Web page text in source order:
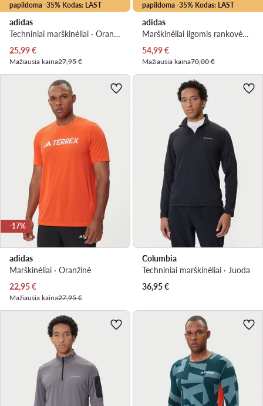
papildoma -35% Kodas: LAST
adidas
Techniniai marškinėliai · Oranžinė
Dabartinė kaina
25,99€
Mažiausia kaina27,95 €
papildoma -35% Kodas: LAST
adidas
Marškinėliai ilgomis rankovėmis · Juoda
Dabartinė kaina
54,99€
Mažiausia kaina70,00 €
-17%
adidas
Marškinėliai · Oranžinė
Dabartinė kaina
22,95€
Mažiausia kaina27,95 €
Columbia
Techniniai marškinėliai · Juoda
36,95€